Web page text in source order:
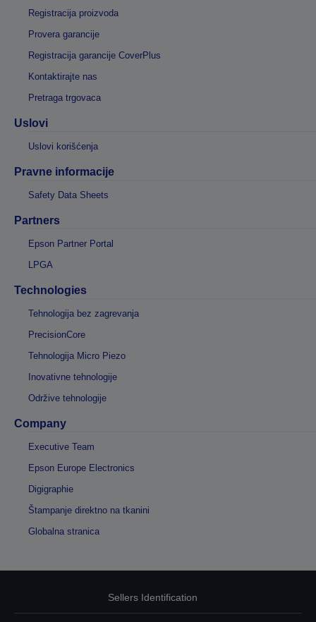
Registracija proizvoda
Provera garancije
Registracija garancije CoverPlus
Kontaktirajte nas
Pretraga trgovaca
Uslovi
Uslovi korišćenja
Pravne informacije
Safety Data Sheets
Partners
Epson Partner Portal
LPGA
Technologies
Tehnologija bez zagrevanja
PrecisionCore
Tehnologija Micro Piezo
Inovativne tehnologije
Održive tehnologije
Company
Executive Team
Epson Europe Electronics
Digigraphie
Štampanje direktno na tkanini
Globalna stranica
Sellers Identification